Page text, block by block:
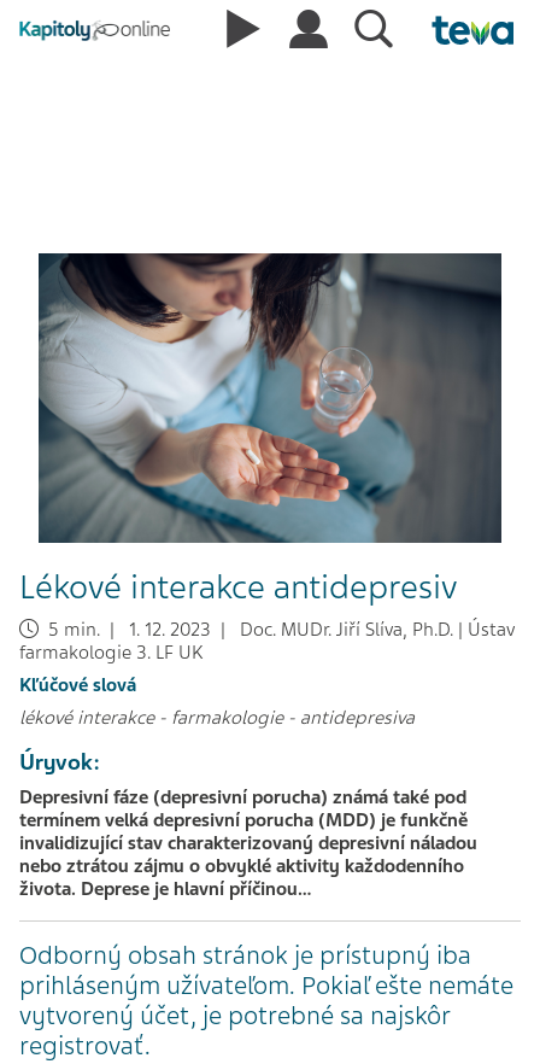
Lékové interakce antidepresiv
5 min. | 1. 12. 2023 | Doc. MUDr. Jiří Slíva, Ph.D. | Ústav
farmakologie 3. LF UK
Kľúčové slová
lékové interakce- farmakologie- antidepresiva
Úryvok:
Depresivní fáze (depresivní porucha) známá také pod
termínem velká depresivní porucha (MDD) je funkčně
invalidizující stav charakterizovaný depresivní náladou
nebo ztrátou zájmu o obvyklé aktivity každodenního
života. Deprese je hlavní příčinou…
Odborný obsah stránok je prístupný iba
prihláseným užívateľom. Pokiaľ ešte nemáte
vytvorený účet, je potrebné sa najskôr
registrovať.